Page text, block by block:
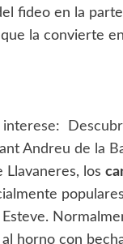
fideo en la
la convierte
interese:
Andreu de la
Llavaneres, los
horno con